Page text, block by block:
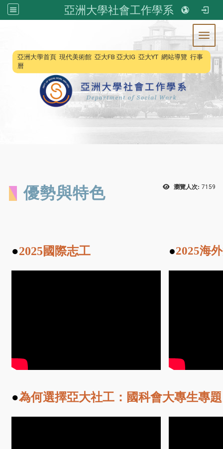
亞洲大學社會工作學系
::: 亞洲大學首頁 現代美術館 亞大FB 亞大IG 亞大YT 網站導覽 行事
曆
瀏覽人次: 7159
優勢與特色
●2025國際志工 ●2025海
●為何選擇亞大社工：國科會大專生專